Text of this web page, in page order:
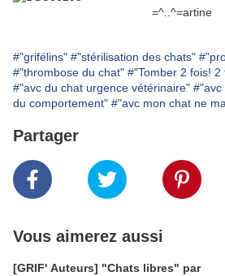
=^..^=artine
#"grifélins" #"stérilisation des chats"
#"thrombose du chat" #"Tomber 2 fois!
#"avc du chat urgence vétérinaire" #"avc
du comportement" #"avc mon chat ne
Partager
Vous aimerez aussi
[GRIF' Auteurs] "Chats libres" par